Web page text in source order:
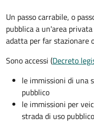
Un passo carrabile, o
pubblica a un'area
adatta per far stazionare
Sono accessi (Decreto
le immissioni di una
pubblico
le immissioni per
strada di uso